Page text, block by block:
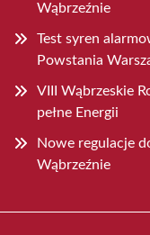
Wąbrzeźnie
Test syren
Powstania
VIII Wąbrzeskie
pełne Energii
Nowe regulacje
Wąbrzeźnie